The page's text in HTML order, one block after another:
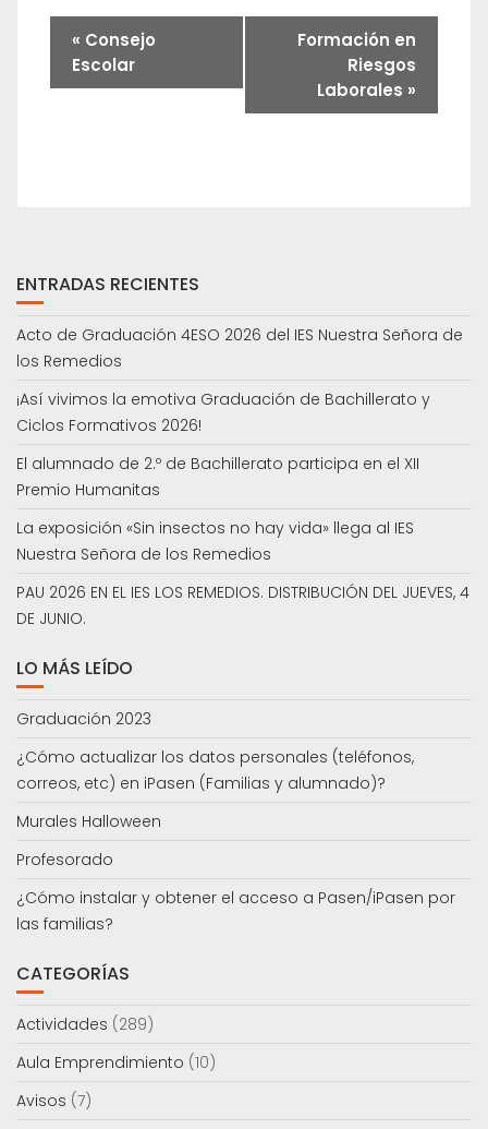
« Consejo
Escolar
Formación en
Riesgos
Laborales »
ENTRADAS RECIENTES
Acto de Graduación 4ESO 2026 del IES Nuestra Señora de
los Remedios
¡Así vivimos la emotiva Graduación de Bachillerato y
Ciclos Formativos 2026!
El alumnado de 2.º de Bachillerato participa en el XII
Premio Humanitas
La exposición «Sin insectos no hay vida» llega al IES
Nuestra Señora de los Remedios
PAU 2026 EN EL IES LOS REMEDIOS. DISTRIBUCIÓN DEL JUEVES, 4
DE JUNIO.
LO MÁS LEÍDO
Graduación 2023
¿Cómo actualizar los datos personales (teléfonos,
correos, etc) en iPasen (Familias y alumnado)?
Murales Halloween
Profesorado
¿Cómo instalar y obtener el acceso a Pasen/iPasen por
las familias?
CATEGORÍAS
Actividades (289)
Aula Emprendimiento (10)
Avisos (7)